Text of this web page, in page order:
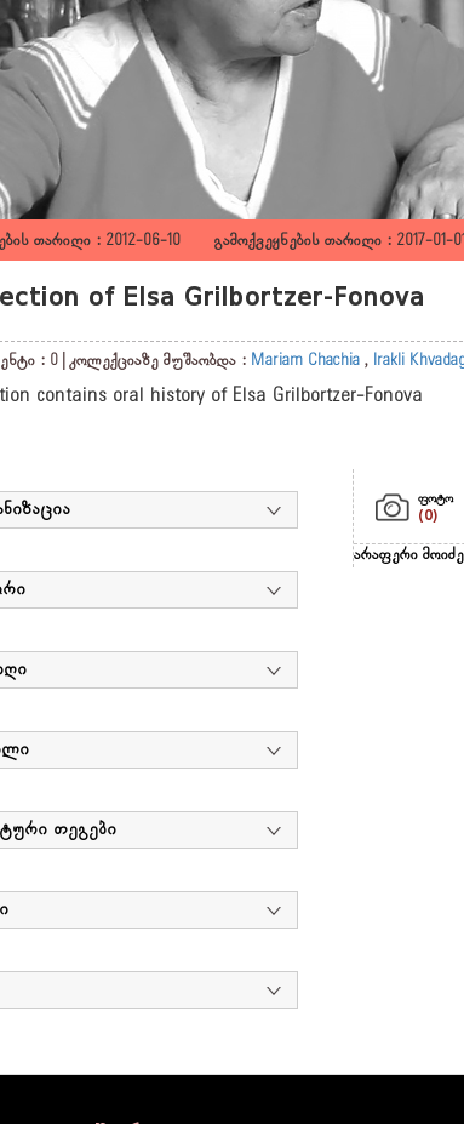
თარიღი : 2012-06-10 გამოქვეყნების თარიღი : 2017-
of Elsa Grilbortzer-Fonova
: 0 | კოლექციაზე მუშაობდა : Mariam Chachia , Irakli
contains oral history of Elsa Grilbortzer-Fonova
თეგები
ფოტო
(0)
არაფერი